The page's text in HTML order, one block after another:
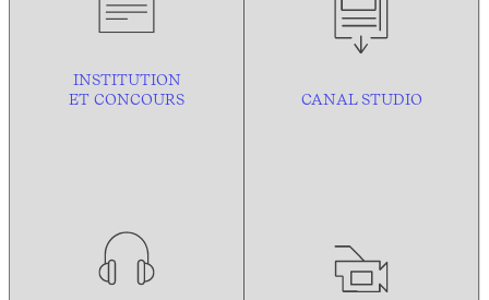
INSTITUTION
ET CONCOURS
CANAL STUDIO